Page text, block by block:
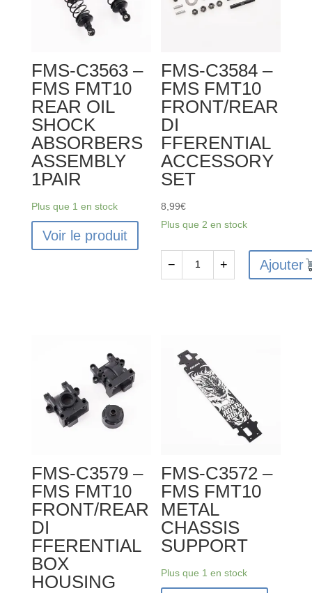
FMS-C3563 –
FMS FMT10
REAR OIL
SHOCK
ABSORBERS
ASSEMBLY
1PAIR
Plus que 1 en stock
Voir le produit
FMS-C3584 –
FMS FMT10
FRONT/REAR
DI
FFERENTIAL
ACCESSORY
SET
8,99€
Plus que 2 en stock
FMS
FMT10
FRONT/REAR
SET
− + Ajouter
FMS-C3579 –
FMS FMT10
FRONT/REAR
DI
FFERENTIAL
BOX
HOUSING
FMS-C3572 –
FMS FMT10
METAL
CHASSIS
SUPPORT
Plus que 1 en stock